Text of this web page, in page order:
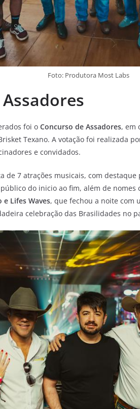
Foto: Produtora Most Labs
foi o Concurso de Assadores, em
Texano. A votação foi realizada
e convidados.
de 7 atrações musicais, com destaque
do inicio ao fim, além de nomes
e Lifes Waves, que fechou a noite com
celebração das Brasilidades no